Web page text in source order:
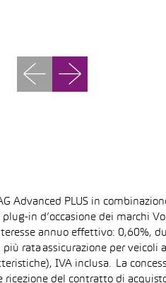
PLUS in
in d’occasione dei marchi
annuo effettivo:
rata assicurazione per veicoli
IVA inclusa. La
del contratto di